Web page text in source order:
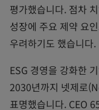
평가했습니다. 점차
성장에 주요 제약 요
우려하기도 했습니다.
ESG 경영을 강화한
2030년까지 넷제로
표명했습니다. CEO